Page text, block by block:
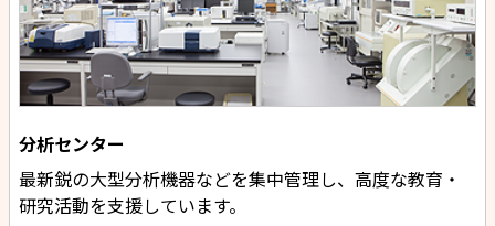
分析センター
最新鋭の大型分析機器などを集中管理し、高度な教育・
研究活動を支援しています。